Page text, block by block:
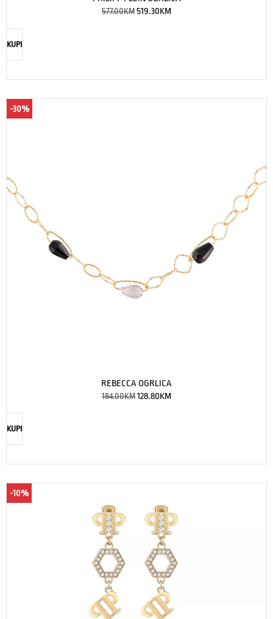
577.00KM519.30KM
KUPI
-30%
REBECCA OGRLICA
184.00KM128.80KM
KUPI
-10%